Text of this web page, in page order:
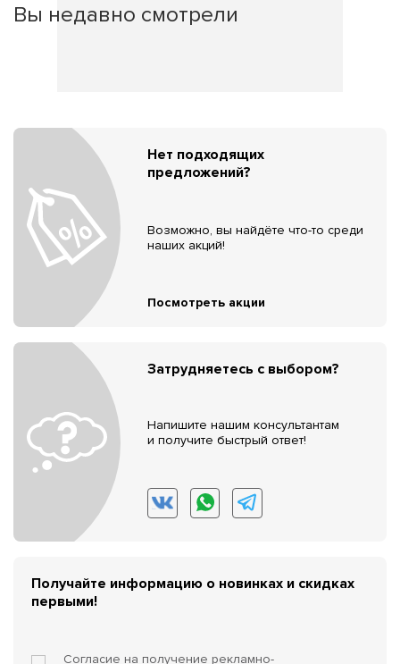
Вы недавно смотрели
Нет подходящих
предложений?
Возможно, вы найдёте что-то среди
наших акций!
Посмотреть акции
Затрудняетесь с выбором?
Напишите нашим консультантам
и получите быстрый ответ!
Получайте информацию о новинках и скидках
первыми!
Согласие на получение рекламно-